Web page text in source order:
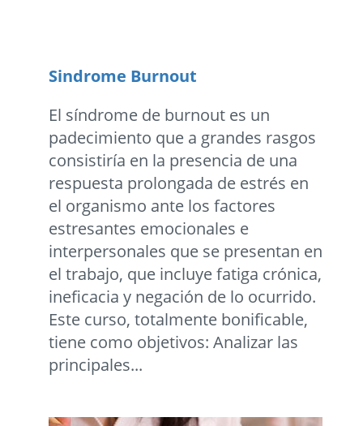
Sindrome Burnout
El síndrome de burnout es un
padecimiento que a grandes rasgos
consistiría en la presencia de una
respuesta prolongada de estrés en
el organismo ante los factores
estresantes emocionales e
interpersonales que se presentan en
el trabajo, que incluye fatiga crónica,
ineficacia y negación de lo ocurrido.
Este curso, totalmente bonificable,
tiene como objetivos: Analizar las
principales...